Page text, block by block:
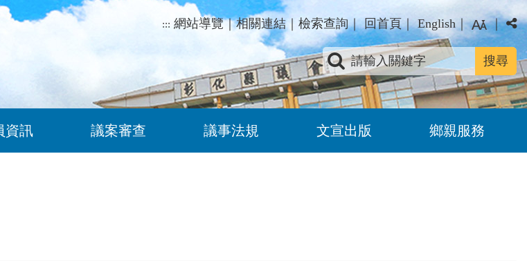
::: 網站導覽｜相關連結 ｜ 檢索查詢｜回首頁｜English ｜ ｜
關鍵字查詢
資訊 議案審查 議事法規 文宣出版 鄉親服務